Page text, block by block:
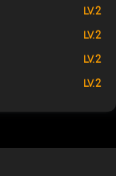
LV. 2
LV. 2
LV. 2
LV. 2